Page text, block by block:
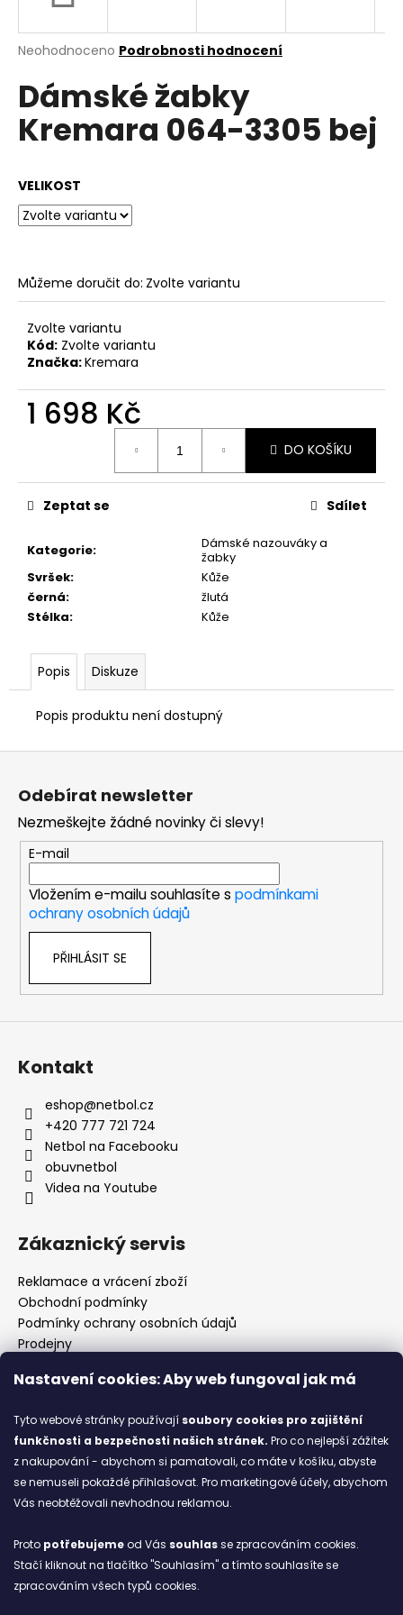
Nastavení cookies: Aby web fungoval jak má
Tyto webové stránky používají soubory cookies pro zajištění
funkčnosti a bezpečnosti našich stránek. Pro co nejlepší zážitek
z nakupování - abychom si pamatovali, co máte v košíku, abyste
se nemuseli pokaždé přihlašovat. Pro marketingové účely, abychom
Vás neobtěžovali nevhodnou reklamou.
Proto potřebujemeod Vás souhlasse zpracováním cookies.
Stačí kliknout na tlačítko "Souhlasím" a tímto souhlasíte se
zpracováním všech typů cookies.
Průměrné
produktu
je
0,0
Neohodnoceno Podrobnosti hodnocení
Dámské žabky
Kremara 064-3305 bej
VELIKOST
Můžeme doručit do: Zvolte variantu
Zvolte variantu
Kód: Zvolte variantu
Značka:Kremara
1 698 Kč
DO KOŠÍKU
Kategorie:
Dámské nazouváky a
žabky
Svršek:
Kůže
černá:
žlutá
Stélka: Kůže
Zeptat se Sdílet
Popis Diskuze
Popis produktu není dostupný
j
t
?
D
o
p
o
u
č
m
e
PRIMIGI
2418511
898
Z
Odebírat newsletter
Nezmeškejte žádné novinky či slevy!
E-mail
Vložením e-mailu souhlasíte s podmínkami
ochrany osobních údajů
PŘIHLÁSIT SE
Kontakt
eshop@netbol.cz
+420 777 721 724
Netbol na Facebooku
obuvnetbol
Videa na Youtube
Zákaznický servis
Reklamace a vrácení zboží
Obchodní podmínky
Podmínky ochrany osobních údajů
Prodejny
Značky
Blog
Ze starých bot staronové
ARCHIV